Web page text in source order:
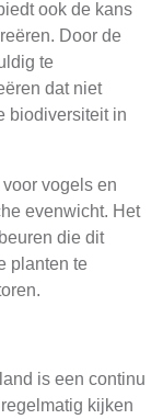
ook de kans
Door de
te
dat niet
biodiversiteit in
vogels en
evenwicht. Het
die dit
planten te
is een continu
kijken